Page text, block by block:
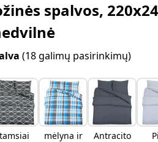
spalvos,
(18 galimų pasirinkimų)
tamsiai
mėlyna ir
Antracito